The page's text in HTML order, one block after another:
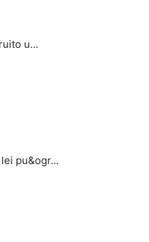
u...
pu&ogr...